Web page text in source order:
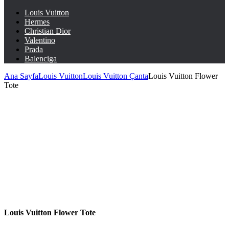
Louis Vuitton
Hermes
Christian Dior
Valentino
Prada
Balenciga
Ana SayfaLouis VuittonLouis Vuitton ÇantaLouis Vuitton Flower
Tote
Louis Vuitton Flower Tote